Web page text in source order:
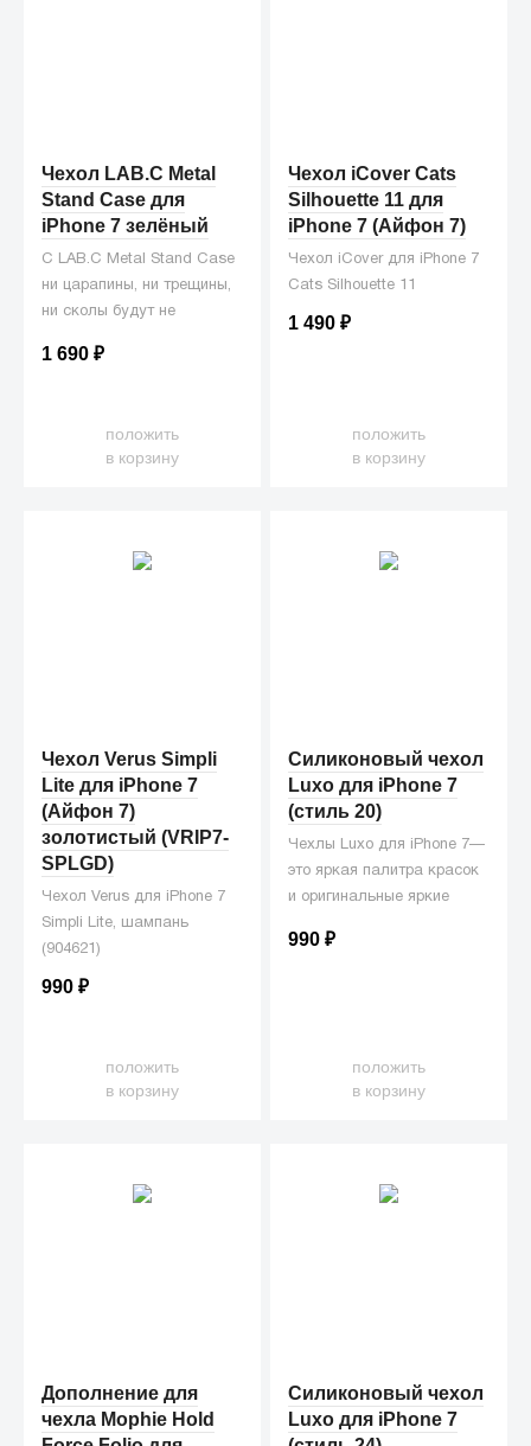
Чехол LAB.C Metal
Stand Case для
iPhone 7 зелёный
С LAB.C Metal Stand Case
ни царапины, ни трещины,
ни сколы будут не
1 690₽
положить
в корзину
Чехол iCover Cats
Silhouette 11 для
iPhone 7 (Айфон 7)
Чехол iCover для iPhone 7
Cats Silhouette 11
1 490₽
положить
в корзину
Чехол Verus Simpli
Lite для iPhone 7
(Айфон 7)
золотистый (VRIP7-
SPLGD)
Чехол Verus для iPhone 7
Simpli Lite, шампань
(904621)
990₽
положить
в корзину
Силиконовый чехол
Luxo для iPhone 7
(стиль 20)
Чехлы Luxo для iPhone 7—
это яркая палитра красок
и оригинальные яркие
вас и окружающих!
990₽
положить
в корзину
Дополнение для
чехла Mophie Hold
Силиконовый чехол
Luxo для iPhone 7